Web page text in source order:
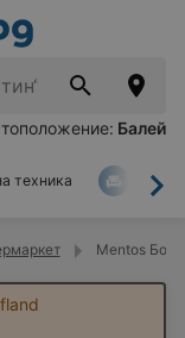
Балей
техника За
Mentos